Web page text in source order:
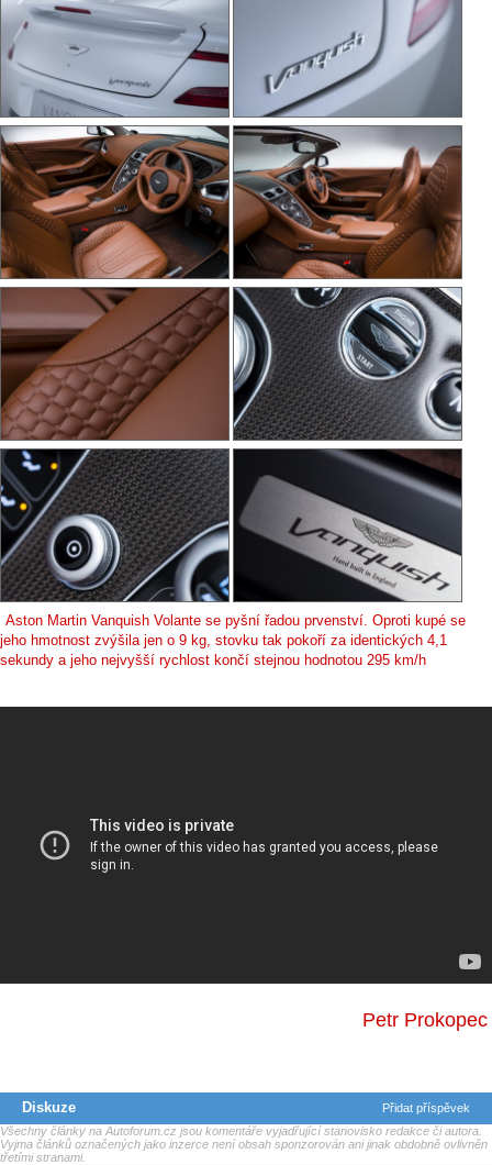
Aston Martin Vanquish Volante se pyšní řadou prvenství. Oproti kupé se
jeho hmotnost zvýšila jen o 9 kg, stovku tak pokoří za identických 4,1
sekundy a jeho nejvyšší rychlost končí stejnou hodnotou 295 km/h
Petr Prokopec
Diskuze
Přidat příspěvek
Všechny články na Autoforum.cz jsou komentáře vyjadřující stanovisko redakce či autora.
Vyjma článků označených jako inzerce není obsah sponzorován ani jinak obdobně ovlivněn
třetími stranami.